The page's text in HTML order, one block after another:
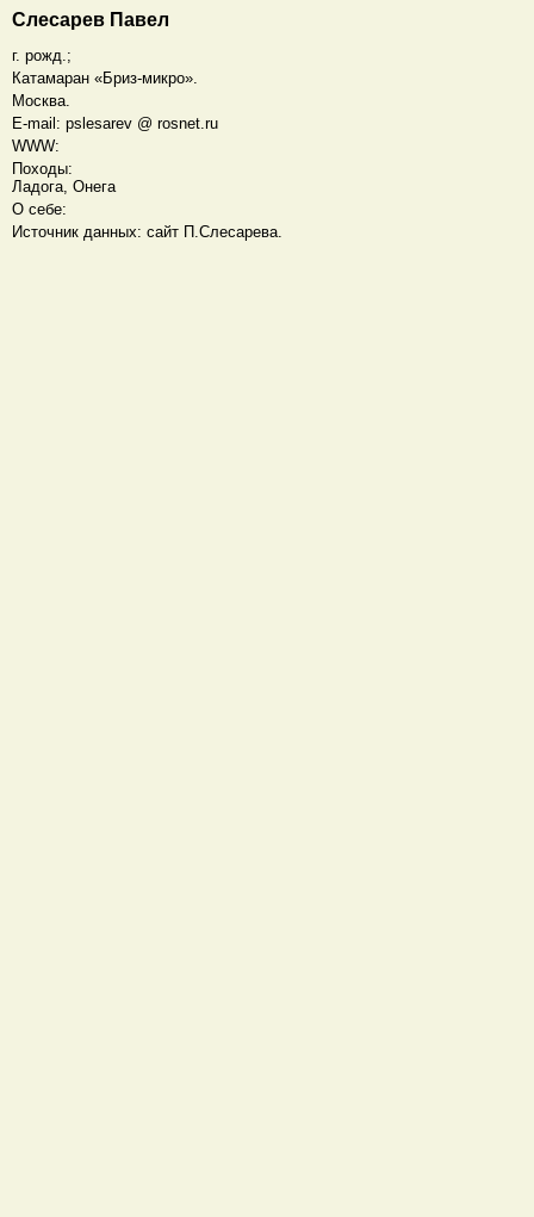
Слесарев Павел
г. рожд.;
Катамаран «Бриз-микро».
Москва.
E-mail: pslesarev @ rosnet.ru
WWW:
Походы:
Ладога, Онега
О себе:
Источник данных: сайт П.Слесарева.